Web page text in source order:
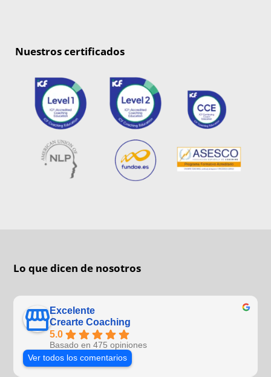
Nuestros certificados
Lo que dicen de nosotros
Excelente
Crearte Coaching
5.0
Basado en 475 opiniones
Ver todos los comentarios